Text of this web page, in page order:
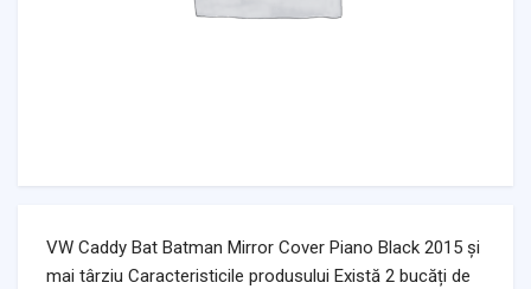
VW Caddy Bat Batman Mirror Cover Piano Black 2015 și
mai târziu Caracteristicile produsului Există 2 bucăți de